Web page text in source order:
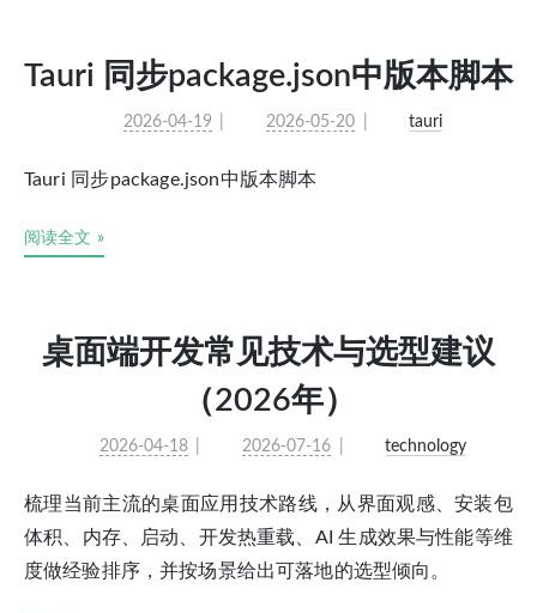
Tauri 同步package.json中版本脚本
2026-04-19 2026-05-20 tauri
Tauri 同步package.json中版本脚本
阅读全文 »
桌面端开发常见技术与选型建议
（2026年）
2026-04-18 2026-07-16 technology
梳理当前主流的桌面应用技术路线，从界面观感、安装包
体积、内存、启动、开发热重载、AI 生成效果与性能等维
度做经验排序，并按场景给出可落地的选型倾向。